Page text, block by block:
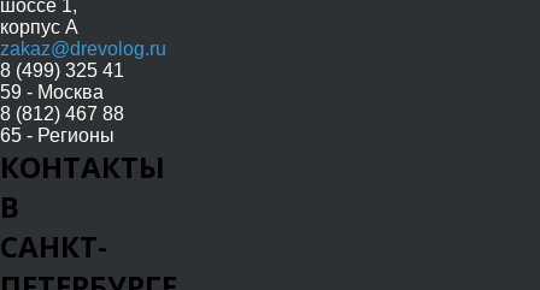
шоссе 1,
корпус А
zakaz@drevolog.ru
8 (499) 325 41
59 - Москва
8 (812) 467 88
65 - Регионы
КОНТАКТЫ
В
САНКТ-